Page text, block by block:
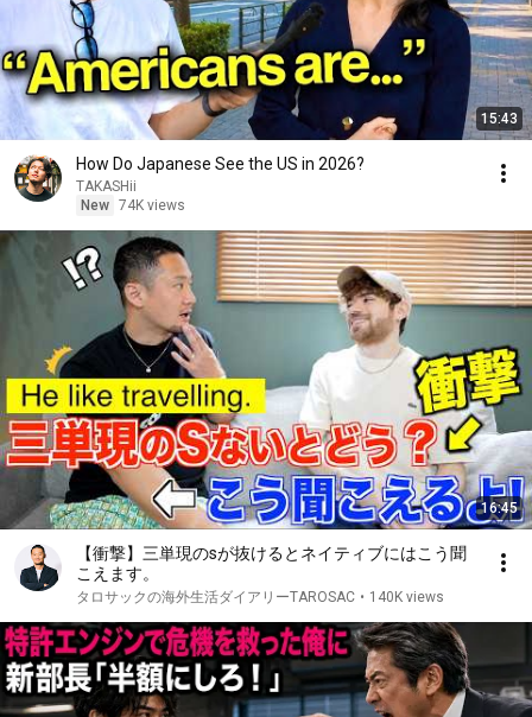
15:43
How Do Japanese See the US in 2026?
TAKASHii
New 74K views
16:45
【衝撃】三単現のsが抜けるとネイティブにはこう聞
こえます。
タロサックの海外生活ダイアリーTAROSAC • 140K views